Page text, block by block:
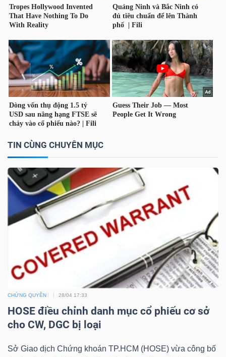
TIN CÙNG CHUYÊN MỤC
CHỨNG QUYỀN 28/04 17:33
HOSE điều chỉnh danh mục cổ phiếu cơ sở
cho CW, DGC bị loại
Sở Giao dịch Chứng khoán TP.HCM (HOSE) vừa công bố
THẾ
GIỚI
ĐÔNG
DƯƠNG
NHÂN
VIETSTOCKFINANCE
VĨ
MÔ